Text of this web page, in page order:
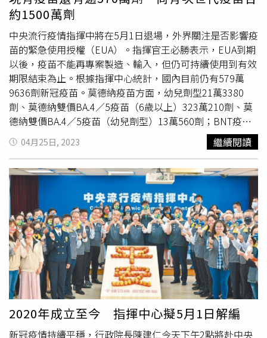
授教授表示，如果這波疫情傳播到英國的話，勢必會對英國
當地貓科動物產生浩劫，這會讓十分愛貓的英國人面臨到心
碎的結局。他認為，應該要認真看待賽普勒斯當地的疫情。
報導中也提到，目前要抵抗這種貓咪的冠狀病毒，治療是唯
一的方式，主要用要是新冠肺炎用的瑞德西韋
（remdesivir）與抗病毒藥莫納皮拉韋（Molnupiravir）。
雖然瑞德西韋已經在英國被批准得以用在動物身上，但價格
昂貴是其缺點。而莫納皮拉韋 雖然價格比較便宜，但獸醫協
會先前提出同意莫納皮拉韋使用於動物身上的申請遭到駁
回，這也讓藥物在黑市價格水漲船高。
約1500萬劑
中央流行疫情指揮中將在5月1日退場，外界關注是否影響疫
苗的緊急使用授權（EUA）。指揮官王必勝表示，EUA到期
以後，疫苗不能再專案製造、輸入，但仍可持續使用到有效
期限結束為止。根據指揮中心統計，國內目前仍有579萬
9636劑新冠疫苗。莫德納疫苗方面，幼兒劑型21萬3380
劑、莫德納雙價BA.4／5疫苗（6歲以上）323萬210劑、莫
德納雙價BA.4／5疫苗（幼兒劑型）13萬560劑；BNT疫苗
中，成人劑型仍有5萬7166劑、兒童劑型83萬8610劑、幼
兒劑型125萬910劑；Novavax疫苗則有7萬8800劑。指揮中
心發言人羅一鈞表示，EUA期限到期前，我們會輔導業者進
行正式藥證的申請。如果核准期限屆滿，沒有許可證銜接，
也不影響市面上流通的產品，仍可持續使用到有效期限為
止。王必勝表示，EUA到期後，產品已不能專案製造、專案
輸入，但是市面上流通的、買到的，只要注意一件事，就是
上面的有效期限，期限到了就不要再使用。與此同時，指揮
中心尚有Novavax96萬劑疫苗合約、莫德納1500萬劑次世
代疫苗合約，下單後可再2～3周內到貨。對於次世代疫苗，
王必勝表示，如果有新的產品，會進口新的產品，讓脆弱族
群先施打。交貨的期程已經開始談，如疫情再起，施打狀況
比較需要，疫苗進來就會直接打，但若施打情況不理想，則
會討論是否延後進口。藥物方面，瑞德西韋尚有9萬5548劑
04月25日, 2023 繼續閱讀
2020年成立至今 指揮中心擬5月1日解編
新冠疫情持續平穩，行政院長陳建仁今天下午2點將赴中央